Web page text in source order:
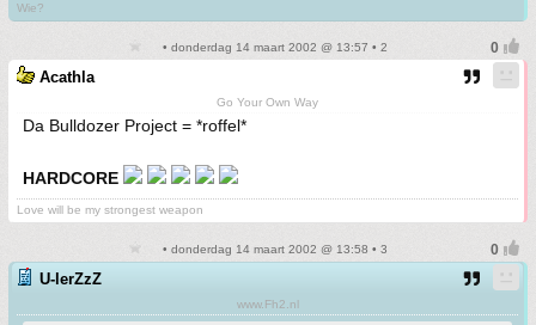
Wie?
• donderdag 14 maart 2002 @ 13:57 • 2
Acathla
Go Your Own Way
Da Bulldozer Project = *roffel*
HARDCORE
Love will be my strongest weapon
• donderdag 14 maart 2002 @ 13:58 • 3
U-lerZzZ
www.Fh2.nl